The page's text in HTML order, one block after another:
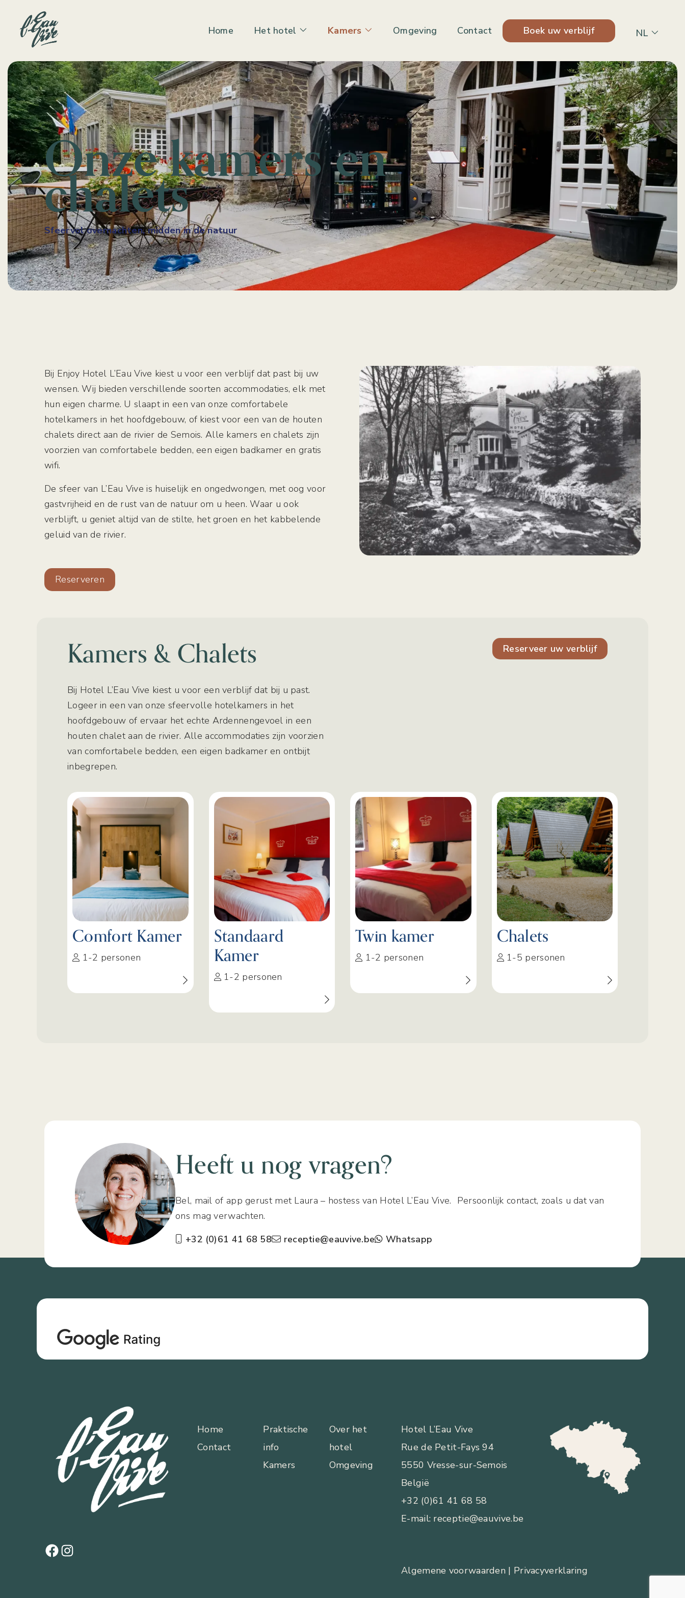
Home Het hotel Kamers Omgeving Contact Boek uw verblijf
Sfeervol overnachten, midden in de natuur
Onze kamers en
chalets
Bij Enjoy Hotel L’Eau Vive kiest u voor een verblijf dat past bij uw
wensen. Wij bieden verschillende soorten accommodaties, elk met
hun eigen charme. U slaapt in een van onze comfortabele
hotelkamers in het hoofdgebouw, of kiest voor een van de houten
chalets direct aan de rivier de Semois. Alle kamers en chalets zijn
voorzien van comfortabele bedden, een eigen badkamer en gratis
wifi.
De sfeer van L’Eau Vive is huiselijk en ongedwongen, met oog voor
gastvrijheid en de rust van de natuur om u heen. Waar u ook
verblijft, u geniet altijd van de stilte, het groen en het kabbelende
geluid van de rivier.
Reserveren
Kamers & Chalets
Bij Hotel L’Eau Vive kiest u voor een verblijf dat bij u past.
Logeer in een van onze sfeervolle hotelkamers in het
hoofdgebouw of ervaar het echte Ardennengevoel in een
houten chalet aan de rivier. Alle accommodaties zijn voorzien
van comfortabele bedden, een eigen badkamer en ontbijt
inbegrepen.
Reserveer uw verblijf
Comfort Kamer
1-2 personen
Standaard
Kamer
1-2 personen
Twin kamer
1-2 personen
Chalets
1-5 personen
Heeft u nog vragen?
Bel, mail of app gerust met Laura – hostess van Hotel L’Eau Vive. Persoonlijk contact, zoals u dat van
ons mag verwachten.
+32 (0)61 41 68 58
receptie@eauvive.be Whatsapp
Home
Contact
Praktische
info
Kamers
Over het
hotel
Omgeving
Hotel L’Eau Vive
Rue de Petit-Fays 94
5550 Vresse-sur-Semois
België
+32 (0)61 41 68 58
E-mail: receptie@eauvive.be
Algemene voorwaarden | Privacyverklaring